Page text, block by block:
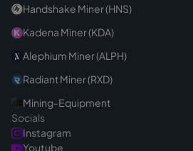
Handshake Miner (HNS)
Kadena Miner (KDA)
Alephium Miner (ALPH)
Radiant Miner (RXD)
Mining-Equipment
Socials
Instagram
Youtube